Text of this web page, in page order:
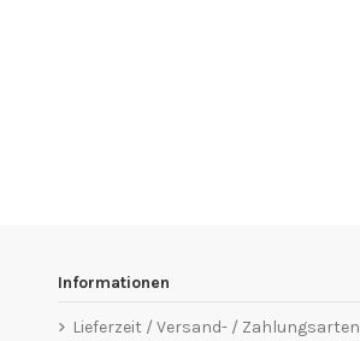
Informationen
Lieferzeit / Versand- / Zahlungsarten